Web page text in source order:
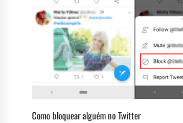
Como bloquear alguém no Twitter